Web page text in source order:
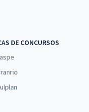
DE CONCURSOS